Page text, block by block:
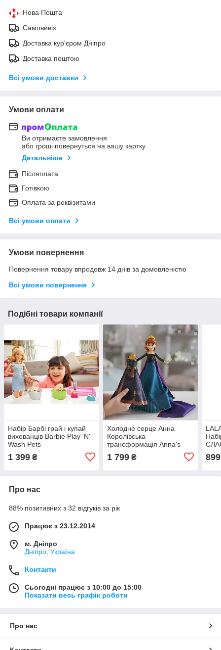
Нова Пошта
Самовивіз
Доставка кур'єром Дніпро
Доставка поштою
Всі умови доставки
Умови оплати
Ви отримаєте замовлення
або гроші повернуться на вашу картку
Детальніше
Післяплата
Готівкою
Оплата за реквізитами
Всі умови оплати
Умови повернення
Повернення товару впродовж 14 днів за домовленістю
Всі умови повернення
Подібні товари компанії
Набір Барбі грай і купай
вихованців Barbie Play 'N'
Wash Pets
1 399 ₴
Холодне серце Анна
Королівська
трансформація Anna's
1 799₴ 899
Про нас
88% позитивних з 32 відгуків за рік
Працює з 23.12.2014
м. Дніпро
Дніпро, Україна
Контакти
Сьогодні працює з 10:00 до 15:00
Показати весь графік роботи
Про нас